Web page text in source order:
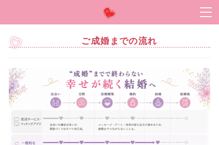
ご成婚までの流れ